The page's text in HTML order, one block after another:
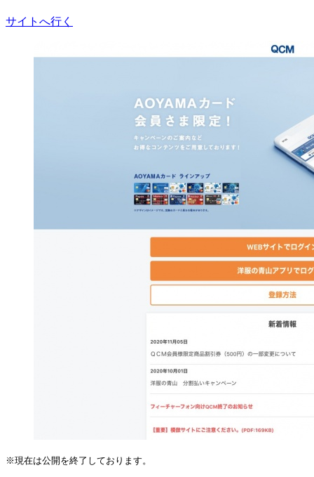
サイトへ行く
※現在は公開を終了しております。